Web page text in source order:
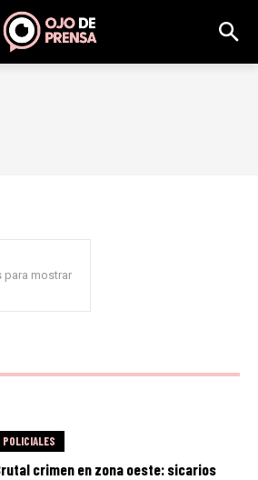
para mostrar
POLICIALES
crimen en zona oeste: sicarios